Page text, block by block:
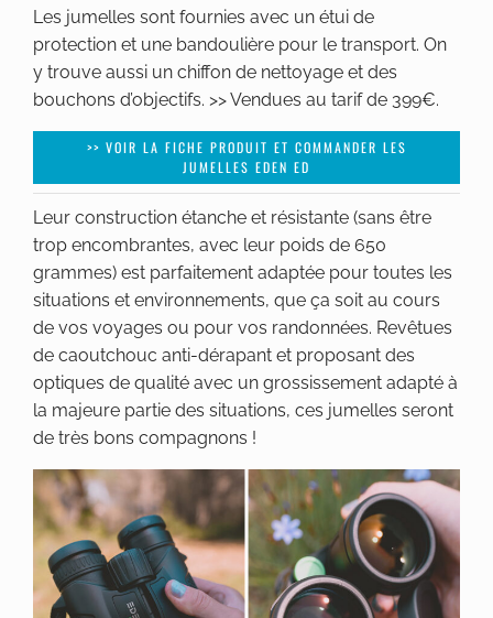
Les jumelles sont fournies avec un étui de
protection et une bandoulière pour le transport. On
y trouve aussi un chiffon de nettoyage et des
bouchons d’objectifs. >> Vendues au tarif de 399€.
>> VOIR LA FICHE PRODUIT ET COMMANDER LES
JUMELLES EDEN ED
Leur construction étanche et résistante (sans être
trop encombrantes, avec leur poids de 650
grammes) est parfaitement adaptée pour toutes les
situations et environnements, que ça soit au cours
de vos voyages ou pour vos randonnées. Revêtues
de caoutchouc anti-dérapant et proposant des
optiques de qualité avec un grossissement adapté à
la majeure partie des situations, ces jumelles seront
de très bons compagnons !